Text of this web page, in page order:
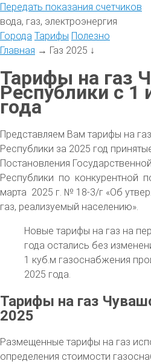
Передать показания счетчиков
вода, газ, электроэнергия
Города Тарифы Полезно
Главная → Газ 2025 ↓
Тарифы на газ
Республики с 1
года
Представляем Вам тарифы на
Республики за 2025 год
Постановления
Республики по конкурентной
марта 2025 г. № 18-3/г «Об
газ, реализуемый населению».
Новые тарифы на газ на
года остались без
1 куб.м газоснабжения
2025 года.
Тарифы на газ
2025
Размещенные тарифы на газ
определения стоимости